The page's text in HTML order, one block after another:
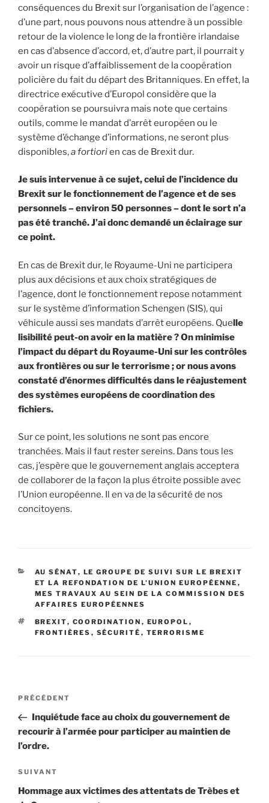
conséquences du Brexit sur l’organisation de l’agence :
d’une part, nous pouvons nous attendre à un possible
retour de la violence le long de la frontière irlandaise
en cas d’absence d’accord, et, d’autre part, il pourrait y
avoir un risque d’affaiblissement de la coopération
policière du fait du départ des Britanniques. En effet, la
directrice exécutive d’Europol considère que la
coopération se poursuivra mais note que certains
outils, comme le mandat d’arrêt européen ou le
système d’échange d’informations, ne seront plus
disponibles,a fortiorien cas de Brexit dur.
Je suis intervenue à ce sujet, celui de l’incidence du
Brexit sur le fonctionnement de l’agence et de ses
personnels – environ 50 personnes – dont le sort n’a
pas été tranché. J’ai donc demandé un éclairage sur
ce point.
En cas de Brexit dur, le Royaume-Uni ne participera
plus aux décisions et aux choix stratégiques de
l’agence, dont le fonctionnement repose notamment
sur le système d’information Schengen (SIS), qui
véhicule aussi ses mandats d’arrêt européens. Quelle
lisibilité peut-on avoir en la matière ? On minimise
l’impact du départ du Royaume-Uni sur les contrôles
aux frontières ou sur le terrorisme ; or nous avons
constaté d’énormes difficultés dans le réajustement
des systèmes européens de coordination des
fichiers.
Sur ce point, les solutions ne sont pas encore
tranchées. Mais il faut rester sereins. Dans tous les
cas, j’espère que le gouvernement anglais acceptera
de collaborer de la façon la plus étroite possible avec
l’Union européenne. Il en va de la sécurité de nos
concitoyens.
CATÉGORIES
AU SÉNAT, LE GROUPE DE SUIVI SUR LE BREXIT
ET LA REFONDATION DE L’UNION EUROPÉENNE ,
MES TRAVAUX AU SEIN DE LA COMMISSION DES
AFFAIRES EUROPÉENNES
ÉTIQUETTES
BREXIT, COORDINATION , EUROPOL ,
FRONTIÈRES , SÉCURITÉ , TERRORISME
Navigation
l’article
Article
précédent
PRÉCÉDENT
Inquiétude face au choix du gouvernement de
recourir à l’armée pour participer au maintien de
l’ordre.
Article
suivant
SUIVANT
Hommage aux victimes des attentats de Trèbes et